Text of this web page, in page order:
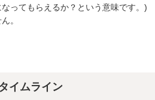
ってもらえるか？という意味です。)
。
イムライン